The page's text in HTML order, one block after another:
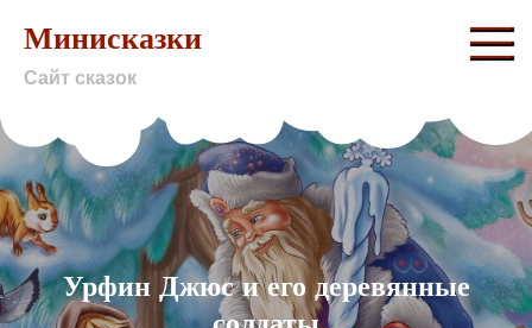
content
Минисказки
Сайт сказок
Урфин Джюс и его деревянные